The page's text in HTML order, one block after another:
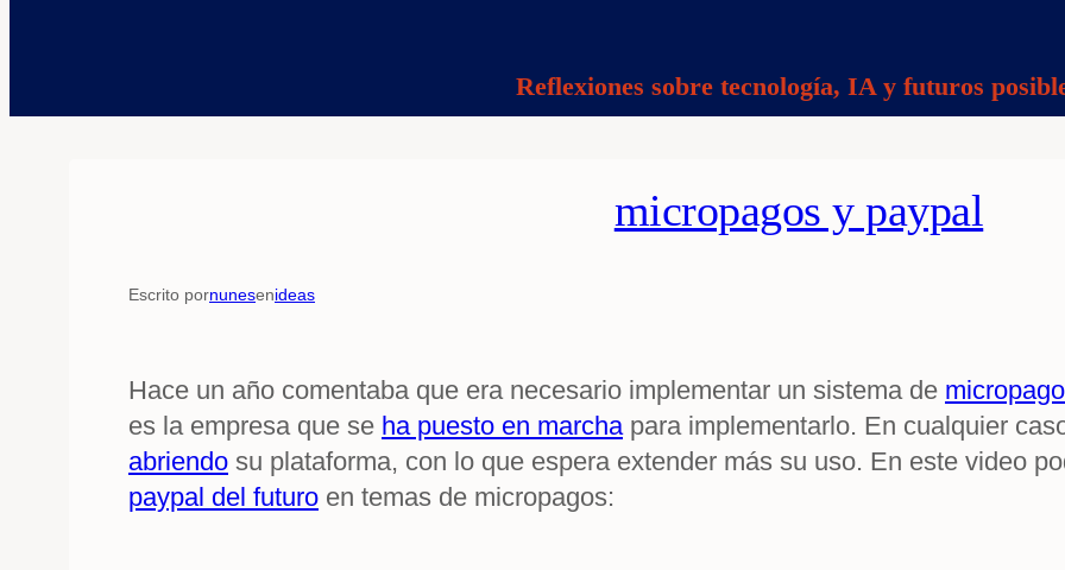
Reflexiones sobre tecnología, IA y futuros
micropagos y paypal
Escrito pornunesenideas
Hace un año comentaba que era necesario implementar un sistema de
es la empresa que se ha puesto en marchapara implementarlo. En cualquier
abriendo su plataforma, con lo que espera extender más su uso. En este video
paypal del futuro en temas de micropagos: